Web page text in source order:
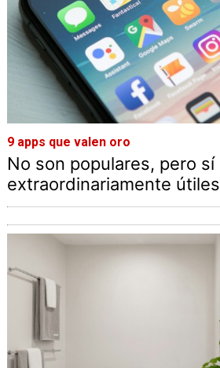
9 apps que valen oro
No son populares, pero sí
extraordinariamente útiles